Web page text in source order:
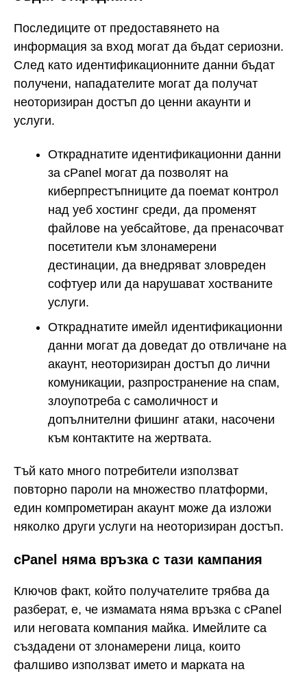
Последиците от предоставянето на
информация за вход могат да бъдат сериозни.
След като идентификационните данни бъдат
получени, нападателите могат да получат
неоторизиран достъп до ценни акаунти и
услуги.
Откраднатите идентификационни данни
за cPanel могат да позволят на
киберпрестъпниците да поемат контрол
над уеб хостинг среди, да променят
файлове на уебсайтове, да пренасочват
посетители към злонамерени
дестинации, да внедряват зловреден
софтуер или да нарушават хостваните
услуги.
Откраднатите имейл идентификационни
данни могат да доведат до отвличане на
акаунт, неоторизиран достъп до лични
комуникации, разпространение на спам,
злоупотреба с самоличност и
допълнителни фишинг атаки, насочени
към контактите на жертвата.
Тъй като много потребители използват
повторно пароли на множество платформи,
един компрометиран акаунт може да изложи
няколко други услуги на неоторизиран достъп.
cPanel няма връзка с тази кампания
Ключов факт, който получателите трябва да
разберат, е, че измамата няма връзка с cPanel
или неговата компания майка. Имейлите са
създадени от злонамерени лица, които
фалшиво използват името и марката на